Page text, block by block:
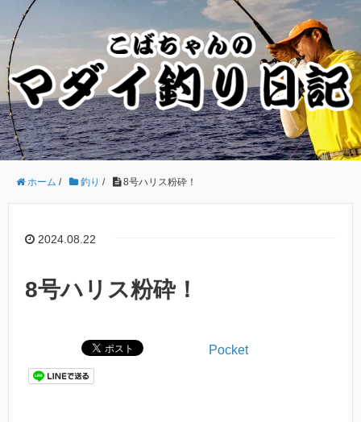
ホーム / 釣り / 8号ハリス粉砕！
2024.08.22
8号ハリス粉砕！
Pocket